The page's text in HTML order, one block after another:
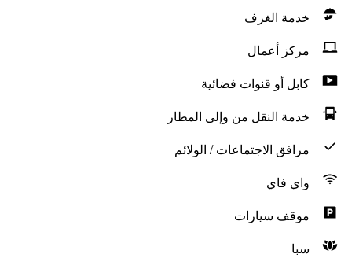
خدمة الغرف
مركز أعمال
كابل أو قنوات فضائية
خدمة النقل من وإلى المطار
مرافق الاجتماعات / الولائم
واي فاي
موقف سيارات
سبا